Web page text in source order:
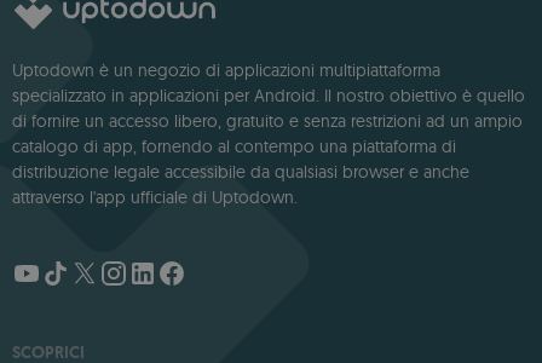
Uptodown è un negozio di applicazioni multipiattaforma
specializzato in applicazioni per Android. Il nostro obiettivo è quello
di fornire un accesso libero, gratuito e senza restrizioni ad un ampio
catalogo di app, fornendo al contempo una piattaforma di
distribuzione legale accessibile da qualsiasi browser e anche
attraverso l'app ufficiale di Uptodown.
SCOPRICI